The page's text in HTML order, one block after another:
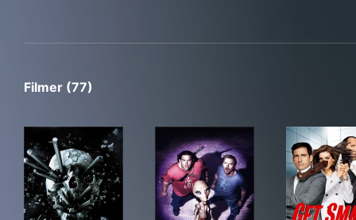
Filmer (77)